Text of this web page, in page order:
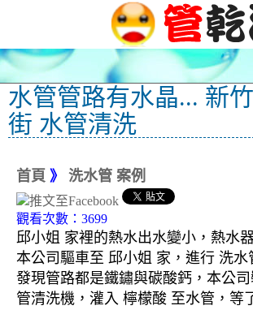
水管管路有水晶... 新
街 水管清洗
首頁 》 洗水管 案例
觀看次數：3699
邱小姐 家裡的熱水出水變小，熱水
本公司驅車至 邱小姐 家，進行 洗水
發現管路都是鐵鏽與碳酸鈣，本公
管清洗機，灌入 檸檬酸 至水管，等